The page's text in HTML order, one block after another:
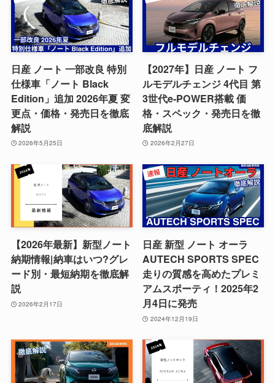
日産 ノート 一部改良 特別
仕様車「ノート Black
Edition」追加 2026年夏 変
更点・価格・発売日を徹底
解説
2026年5月25日
【2027年】日産 ノート フ
ルモデルチェンジ 4代目 第
3世代e-POWER搭載 価
格・スペック・発売日を徹
底解説
2026年2月27日
【2026年最新】新型ノート
納期情報|納車はいつ?グレ
ード別・最短納期を徹底解
説
2026年2月17日
日産 新型 ノート オーラ
AUTECH SPORTS SPEC
走りの質感を高めたプレミ
アムスポーティ！2025年2
月4日に発売
2024年12月19日